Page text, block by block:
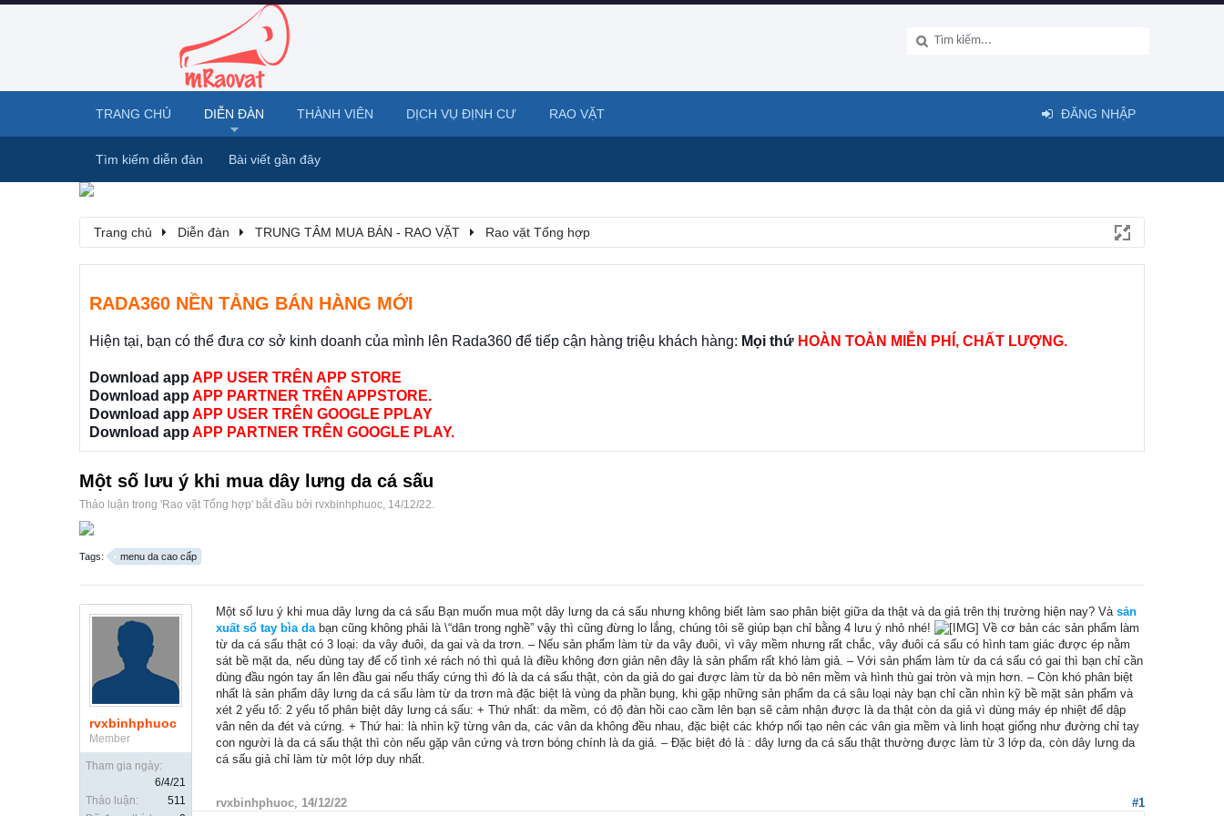
Trang chủ Diễn đàn TRUNG TÂM MUA BÁN - RAO VẶT Rao vặt Tổng hợp
RADA360 NỀN TẢNG BÁN HÀNG MỚI
Hiện tại, bạn có thể đưa cơ sở kinh doanh của mình lên Rada360 để tiếp cận hàng triệu khách hàng: Mọi thứ HOÀN TOÀN MIỄN PHÍ, CHẤT LƯỢNG.
Download app APP USER TRÊN APP STORE
Download app APP PARTNER TRÊN APPSTORE.
Download app APP USER TRÊN GOOGLE PPLAY
Download app APP PARTNER TRÊN GOOGLE PLAY.
Một số lưu ý khi mua dây lưng da cá sấu
Thảo luận trong 'Rao vặt Tổng hợp' bắt đầu bởi rvxbinhphuoc, 14/12/22.
Tags: menu da cao cấp
rvxbinhphuoc
Member
Tham gia ngày:
6/4/21
Thảo luận:
511
Một số lưu ý khi mua dây lưng da cá sấu Bạn muốn mua một dây lưng da cá sấu nhưng không biết làm sao phân biệt giữa da thật và da giả trên thị trường hiện nay? Và sản
xuất sổ tay bìa dabạn cũng không phải là \“dân trong nghề” vậy thì cũng đừng lo lắng, chúng tôi sẽ giúp bạn chỉ bằng 4 lưu ý nhỏ nhé!
Về cơ bản các sản phẩm làm
từ da cá sấu thật có 3 loại: da vây đuôi, da gai và da trơn. – Nếu sản phẩm làm từ da vây đuôi, vì vây mềm nhưng rất chắc, vây đuôi cá sấu có hình tam giác được ép nằm
sát bề mặt da, nếu dùng tay để cố tình xé rách nó thì quả là điều không đơn giản nên đây là sản phẩm rất khó làm giả. – Với sản phẩm làm từ da cá sấu có gai thì bạn chỉ cần
dùng đầu ngón tay ấn lên đầu gai nếu thấy cứng thì đó là da cá sấu thật, còn da giả do gai được làm từ da bò nên mềm và hình thù gai tròn và mịn hơn. – Còn khó phân biệt
nhất là sản phẩm dây lưng da cá sấu làm từ da trơn mà đặc biệt là vùng da phần bụng, khi gặp những sản phẩm da cá sâu loại này bạn chỉ cần nhìn kỹ bề mặt sản phẩm và
xét 2 yếu tố: 2 yếu tố phân biệt dây lưng cá sấu: + Thứ nhất: da mềm, có độ đàn hồi cao cầm lên bạn sẽ cảm nhận được là da thật còn da giả vì dùng máy ép nhiệt để dập
vân nên da đét và cứng. + Thứ hai: là nhìn kỹ từng vân da, các vân da không đều nhau, đặc biệt các khớp nối tạo nên các vân gia mềm và linh hoạt giống như đường chỉ tay
con người là da cá sấu thật thì còn nếu gặp vân cứng và trơn bóng chính là da giả. – Đặc biệt đó là : dây lưng da cá sấu thật thường được làm từ 3 lớp da, còn dây lưng da
cá sấu giả chỉ làm từ một lớp duy nhất.
rvxbinhphuoc, 14/12/22 #1
TRANG CHỦ DIỄN ĐÀN
Tìm kiếm diễn đàn Bài viết gần đây
THÀNH VIÊN DỊCH VỤ ĐỊNH CƯ RAO VẶT ĐĂNG NHẬP